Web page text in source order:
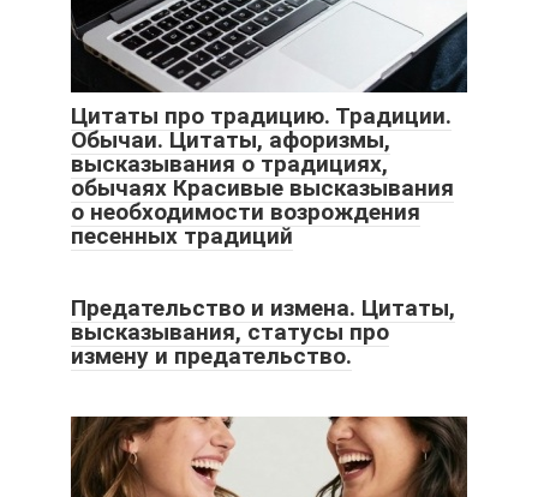
Цитаты про традицию. Традиции.
Обычаи. Цитаты, афоризмы,
высказывания о традициях,
обычаях Красивые высказывания
о необходимости возрождения
песенных традиций
Предательство и измена. Цитаты,
высказывания, статусы про
измену и предательство.